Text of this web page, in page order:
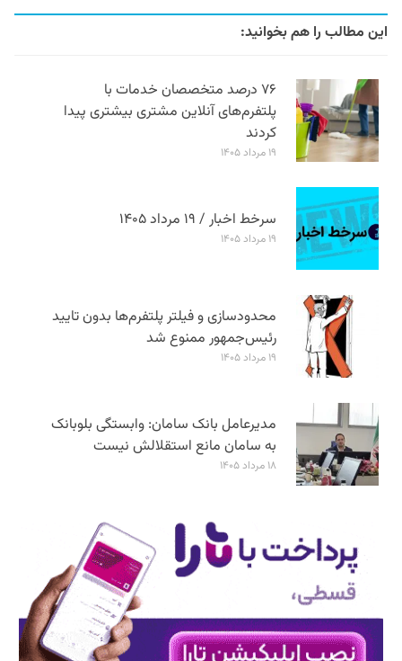
این مطالب را هم بخوانید:
۷۶ درصد متخصصان خدمات با
پلتفرم‌های آنلاین مشتری بیشتری پیدا
کردند
۱۹ مرداد ۱۴۰۵
سرخط اخبار / ۱۹ مرداد ۱۴۰۵
۱۹ مرداد ۱۴۰۵
محدودسازی و فیلتر پلتفرم‌ها بدون تایید
رئیس‌جمهور ممنوع شد
۱۹ مرداد ۱۴۰۵
مدیرعامل بانک سامان: وابستگی بلوبانک
به سامان مانع استقلالش نیست
۱۸ مرداد ۱۴۰۵